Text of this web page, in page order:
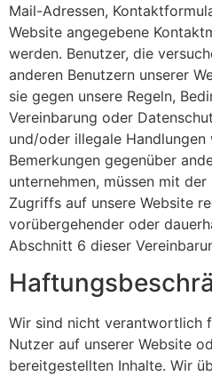
Mail-Adressen,
Website angegebene
werden. Benutzer, die
anderen Benutzern unserer
sie gegen unsere Regeln,
Vereinbarung oder
und/oder illegale Handlungen
Bemerkungen gegenüber
unternehmen, müssen mit
Zugriffs auf unsere Website
vorübergehender oder
Abschnitt 6 dieser
Wir sind nicht verantwortlich
Nutzer auf unserer Website
bereitgestellten Inhalte. Wir